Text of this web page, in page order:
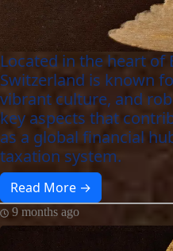
Located in the heart of
Switzerland is known
vibrant culture, and
key aspects that
as a global financial
taxation system.
Read More →
9 months ago